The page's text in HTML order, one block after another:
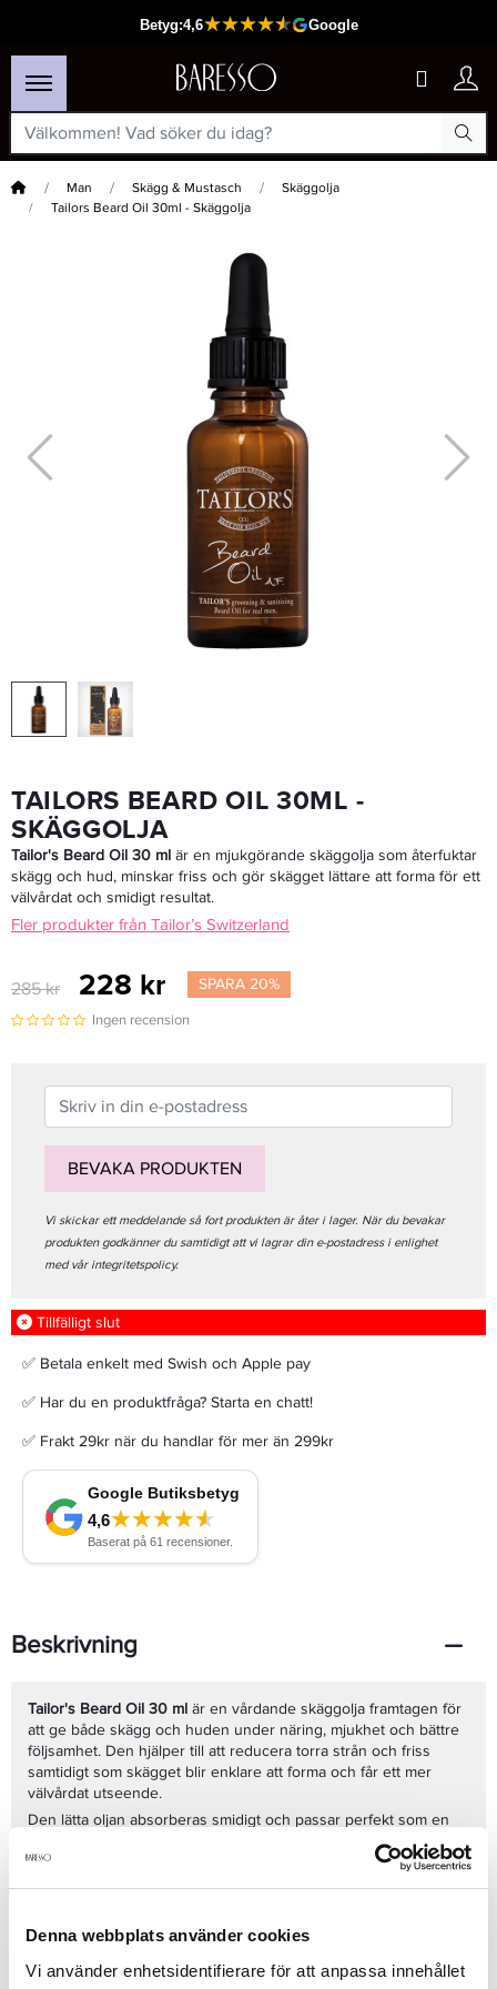
Denna webbplats använder cookies
Vi använder enhetsidentifierare för att anpassa innehållet
Hem Man Skägg & Mustasch
Skäggolja
Tailors Beard Oil 30ml - Skäggolja
Cutrin AINOA Deep Cleansing Shampoo 300ml - Schampo
289 kr 245,65 kr
LÄGG I VARUKORGEN
TAILORS BEARD OIL 30ML -
SKÄGGOLJA
Tailor's Beard Oil 30 ml är en mjukgörande skäggolja som återfuktar
skägg och hud, minskar friss och gör skägget lättare att forma för ett
välvårdat och smidigt resultat.
Fler produkter från Tailor’s Switzerland
285 kr 228 kr SPARA 20%
Ingen recension
BEVAKA PRODUKTEN
Vi skickar ett meddelande så fort produkten är åter i lager. När du bevakar
produkten godkänner du samtidigt att vi lagrar din e-postadress i enlighet
med vår integritetspolicy.
Tillfälligt slut
✅ Betala enkelt med Swish och Apple pay
✅ Har du en produktfråga? Starta en chatt!
✅ Frakt 29kr när du handlar för mer än 299kr
Beskrivning
Tailor's Beard Oil 30 ml är en vårdande skäggolja framtagen för
att ge både skägg och huden under näring, mjukhet och bättre
följsamhet. Den hjälper till att reducera torra strån och friss
samtidigt som skägget blir enklare att forma och får ett mer
välvårdat utseende.
Den lätta oljan absorberas smidigt och passar perfekt som en
del av den dagliga skäggvårdsrutinen. Produkten bidrar till att
hålla skägget mjukt och smidigt utan att kännas tung, samtidigt
Mjukgör och återfuktar skägget
Minskar friss och torra strån